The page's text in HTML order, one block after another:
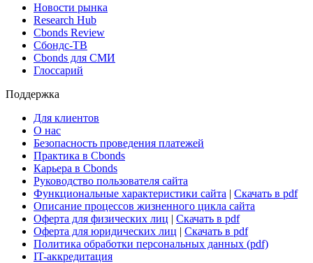
Новости рынка
Research Hub
Cbonds Review
Сбондс-ТВ
Cbonds для СМИ
Глоссарий
Поддержка
Для клиентов
О нас
Безопасность проведения платежей
Практика в Cbonds
Карьера в Cbonds
Руководство пользователя сайта
Функциональные характеристики сайта | Скачать в pdf
Описание процессов жизненного цикла сайта
Оферта для физических лиц | Скачать в pdf
Оферта для юридических лиц | Скачать в pdf
Политика обработки персональных данных (pdf)
IT-аккредитация